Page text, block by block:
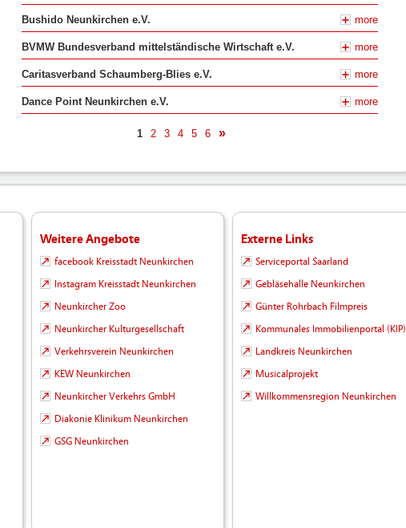
Bushido Neunkirchen e.V. more
BVMW Bundesverband mittelständische Wirtschaft e.V. more
Caritasverband Schaumberg-Blies e.V. more
Dance Point Neunkirchen e.V. more
1 2 3 4 5 6 nächste
Weitere Angebote
facebook Kreisstadt Neunkirchen
Instagram Kreisstadt Neunkirchen
Neunkircher Zoo
Neunkircher Kulturgesellschaft
Verkehrsverein Neunkirchen
KEW Neunkirchen
Neunkircher Verkehrs GmbH
Diakonie Klinikum Neunkirchen
GSG Neunkirchen
Externe Links
Serviceportal Saarland
Gebläsehalle Neunkirchen
Günter Rohrbach Filmpreis
Kommunales Immobilienportal (KIP)
Landkreis Neunkirchen
Musicalprojekt
Willkommensregion Neunkirchen